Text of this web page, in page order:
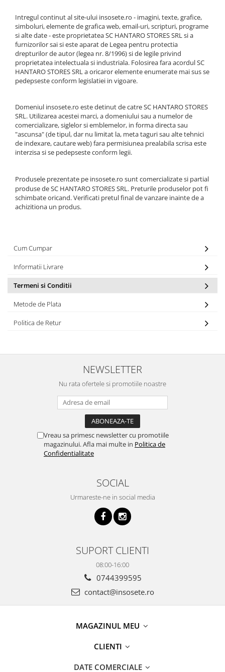
Merino Etno
Cutie Cadou Merino
Drumetie
Sosete sport
Sosete medicinale
Sosete termice
Intregul continut al site-ului insosete.ro - imagini, texte, grafice,
simboluri, elemente de grafica web, email-uri, scripturi, programe
si alte date - este proprietatea SC HANTARO STORES SRL si a
furnizorilor sai si este aparat de Legea pentru protectia
drepturilor de autor (legea nr. 8/1996) si de legile privind
proprietatea intelectuala si industriala. Folosirea fara acordul SC
HANTARO STORES SRL a oricaror elemente enumerate mai sus se
pedepseste conform legislatiei in vigoare.
Domeniul insosete.ro este detinut de catre SC HANTARO STORES
SRL. Utilizarea acestei marci, a domeniului sau a numelor de
comercializare, siglelor si emblemelor, in forma directa sau
"ascunsa" (de tipul, dar nu limitat la, meta taguri sau alte tehnici
de indexare, cautare web) fara permisiunea prealabila scrisa este
interzisa si se pedepseste conform legii.
Produsele prezentate pe insosete.ro sunt comercializate si partial
produse de SC HANTARO STORES SRL. Preturile produselor pot fi
schimbate oricand. Verificati pretul final de vanzare inainte de a
achizitiona un produs.
Cum Cumpar
Informatii Livrare
Termeni si Conditii
Metode de Plata
Politica de Retur
NEWSLETTER
Nu rata ofertele si promotiile noastre
Vreau sa primesc newsletter cu promotiile
magazinului. Afla mai multe in Politica de
Confidentialitate
SOCIAL
Urmareste-ne in social media
SUPORT CLIENTI
08:00-16:00
0744399595
contact@insosete.ro
MAGAZINUL MEU
CLIENTI
DATE COMERCIALE